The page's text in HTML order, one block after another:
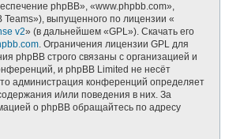
phpBB», «www.phpbb.com»,
Teams»), выпущенного по лицензии «
v2» (в дальнейшем «GPL»). Скачать его
. Ограничения лицензии GPL для
phpBB строго связаны с организацией и
и phpBB Limited не несёт
администрация конференций определяет
и/или поведения в них. За
о phpBB обращайтесь по адресу